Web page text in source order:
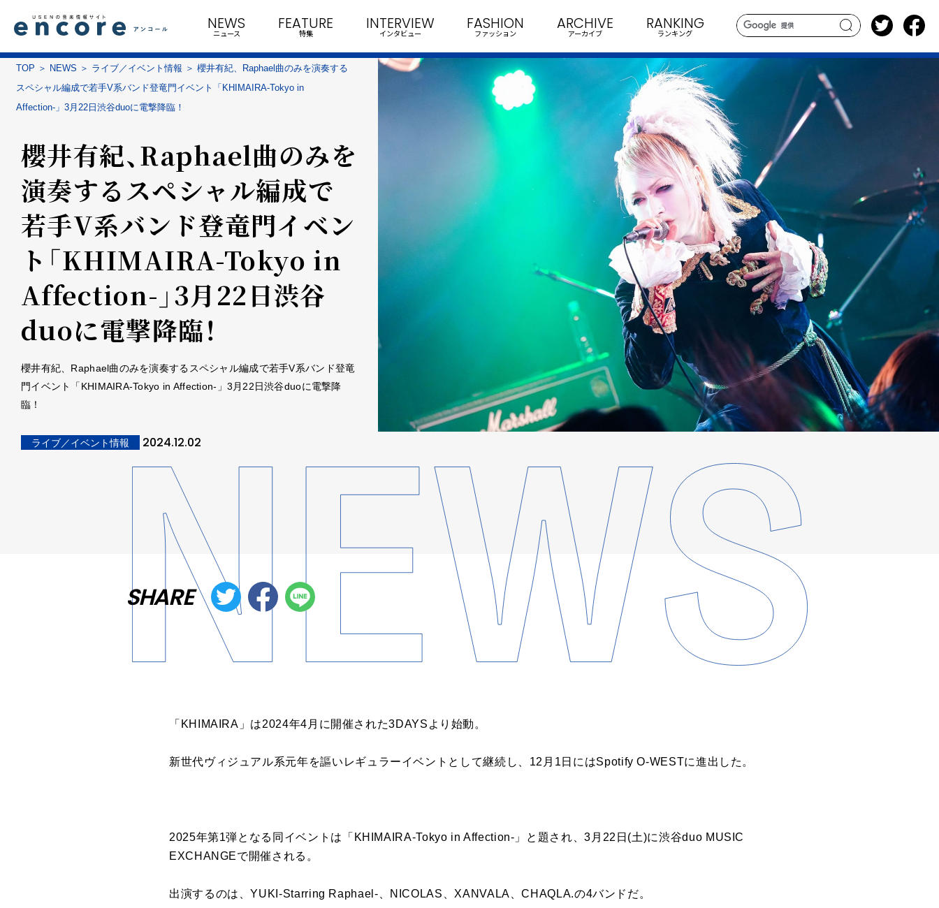
search
NEWS
ニュース
FEATURE
特集
INTERVIEW
インタビュー
FASHION
ファッション
ARCHIVE
アーカイブ
RANKING
ランキング
TOP NEWS ライブ／イベント情報
櫻井有紀、Raphael曲のみを演奏する
スペシャル編成で若手V系バンド登竜門イベント「KHIMAIRA-Tokyo in
Affection-」3月22日渋谷duoに電撃降臨！
櫻井有紀、Raphael曲のみを
演奏するスペシャル編成で
若手V系バンド登竜門イベン
ト「KHIMAIRA-Tokyo in
Affection-」3月22日渋谷
duoに電撃降臨！
櫻井有紀、Raphael曲のみを演奏するスペシャル編成で若手V系バンド登竜
門イベント「KHIMAIRA-Tokyo in Affection-」3月22日渋谷duoに電撃降
臨！
ライブ／イベント情報 2024.12.02
SHARE
「KHIMAIRA」は2024年4月に開催された3DAYSより始動。
新世代ヴィジュアル系元年を謳いレギュラーイベントとして継続し、12月1日にはSpotify O-WESTに進出した。
2025年第1弾となる同イベントは「KHIMAIRA-Tokyo in Affection-」と題され、3月22日(土)に渋谷duo MUSIC
EXCHANGEで開催される。
出演するのは、YUKI-Starring Raphael-、NICOLAS、XANVALA、CHAQLA.の4バンドだ。